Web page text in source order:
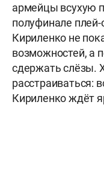
армейцы всухую
полуфинале
Кириленко не
возможностей, а
сдержать слёзы.
расстраиваться:
Кириленко ждёт